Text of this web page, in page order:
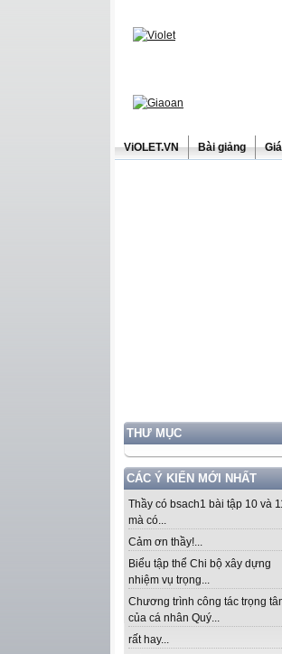
ViOLET.VN Bài giảng
THƯ MỤC
CÁC Ý KIẾN MỚI NHẤT
Thầy có bsach1 bài tập 10 và
mà có...
Cảm ơn thầy!...
Biểu tập thể Chi bộ xây dựng
nhiệm vụ trọng...
Chương trình công tác trọng
của cá nhân Quý...
rất hay...